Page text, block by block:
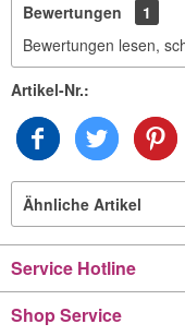
Bewertungen
1
Bewertungen lesen,
Artikel-Nr.:
Ähnliche Artikel
Service Hotline
Shop Service